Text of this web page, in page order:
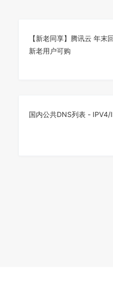
【新老同享】腾讯云 年
新老用户可购
国内公共DNS列表 -